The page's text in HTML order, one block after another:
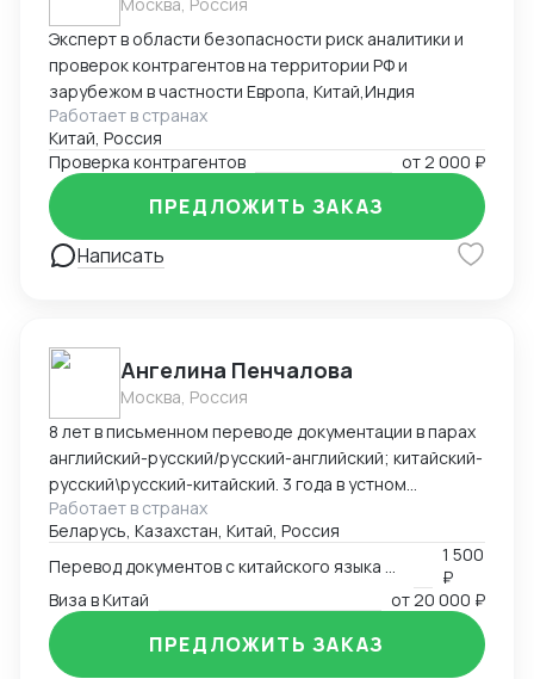
Эксперт в области безопасности риск аналитики и
проверок контрагентов на территории РФ и
зарубежом в частности Европа, Китай,Индия
Работает в странах
Китай, Россия
Проверка контрагентов
от2 000 ₽
Написать
ПРЕДЛОЖИТЬ ЗАКАЗ
Ангелина Пенчалова
Москва, Россия
8 лет в письменном переводе документации в парах
английский-русский/русский-английский; китайский-
русский\русский-китайский. 3 года в устном
переводе в паре китайский-русский\русский-
китайский.
Работает в странах
Беларусь, Казахстан, Китай, Россия
1 500
₽
Виза в Китай
от20 000 ₽
ПРЕДЛОЖИТЬ ЗАКАЗ